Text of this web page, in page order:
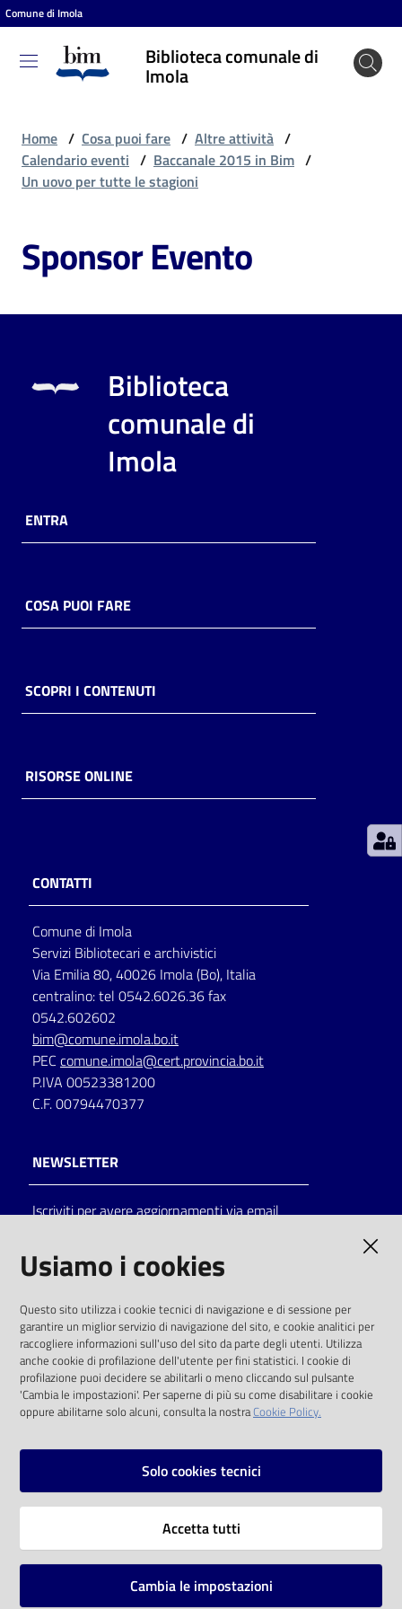
Vai al contenuto
Vai alla navigazione
Vai al footer
Comune di Imola
Biblioteca comunale di
Imola
Biblioteca
comunale
Cosa
fare
Scopri
online
Piani
Decentrate
Seguici
su
on line
Eventi
Chiedi al
bibliotecario
Avvisi
Home / Cosa puoi fare / Altre attività /
Calendario eventi / Baccanale 2015 in Bim /
Un uovo per tutte le stagioni
Sponsor Evento
Biblioteca
comunale di
Imola
ENTRA
COSA PUOI FARE
SCOPRI I CONTENUTI
RISORSE ONLINE
CONTATTI
Comune di Imola
Servizi Bibliotecari e archivistici
Via Emilia 80, 40026 Imola (Bo), Italia
centralino: tel 0542.6026.36 fax
0542.602602
bim@comune.imola.bo.it
PEC comune.imola@cert.provincia.bo.it
P.IVA 00523381200
C.F. 00794470377
NEWSLETTER
Iscriviti per avere aggiornamenti via email
solo alle condizioni previste dalla direttiva
comunitaria 2003/98/CE e dal d.lgs. 36/2006
SOCIAL
Instagram
Vai alla pagina
Usiamo i cookies
Questo sito utilizza i cookie tecnici di navigazione e di sessione per
garantire un miglior servizio di navigazione del sito, e cookie analitici per
raccogliere informazioni sull'uso del sito da parte degli utenti. Utilizza
anche cookie di profilazione dell'utente per fini statistici. I cookie di
profilazione puoi decidere se abilitarli o meno cliccando sul pulsante
'Cambia le impostazioni'. Per saperne di più su come disabilitare i cookie
oppure abilitarne solo alcuni, consulta la nostraCookie Policy.
Solo cookies tecnici
Accetta tutti
Cambia le impostazioni